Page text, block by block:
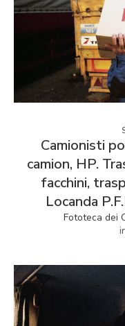
Camionisti
camion, HP.
facchini,
Locanda
Fototeca dei